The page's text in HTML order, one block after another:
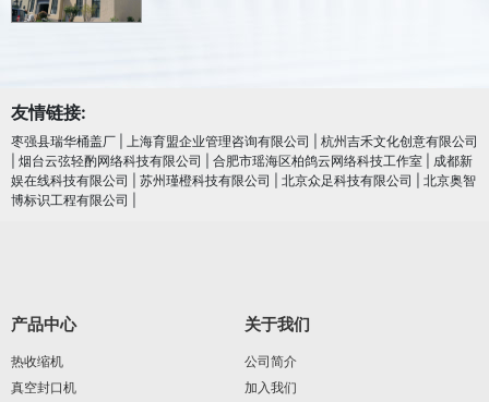
友情链接:
枣强县瑞华桶盖厂 上海育盟企业管理咨询有限公司
杭州吉禾文化创意有限公司
烟台云弦轻酌网络科技有限公司 合肥市瑶海区柏鸽云网络科技工作室
成都新
娱在线科技有限公司
苏州瑾橙科技有限公司 北京众足科技有限公司
北京奥智
博标识工程有限公司
产品中心
热收缩机
真空封口机
关于我们
公司简介
加入我们